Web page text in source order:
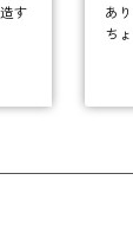
す
あ
ち